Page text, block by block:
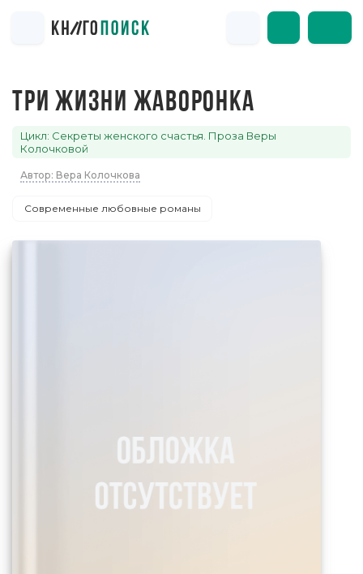
ТРИ ЖИЗНИ ЖАВОРОНКА
Цикл: Секреты женского счастья. Проза Веры
Колочковой
Автор: Вера Колочкова
Современные любовные романы